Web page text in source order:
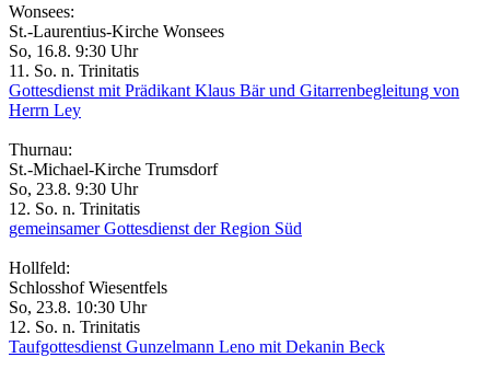
Wonsees:
St.-Laurentius-Kirche Wonsees
So, 16.8. 9:30 Uhr
11. So. n. Trinitatis
Gottesdienst mit Prädikant Klaus Bär und Gitarrenbegleitung von
Herrn Ley
Thurnau:
St.-Michael-Kirche Trumsdorf
So, 23.8. 9:30 Uhr
12. So. n. Trinitatis
gemeinsamer Gottesdienst der Region Süd
Hollfeld:
Schlosshof Wiesentfels
So, 23.8. 10:30 Uhr
12. So. n. Trinitatis
Taufgottesdienst Gunzelmann Leno mit Dekanin Beck